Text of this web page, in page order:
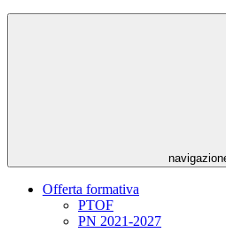
Offerta formativa
PTOF
PN 2021-2027